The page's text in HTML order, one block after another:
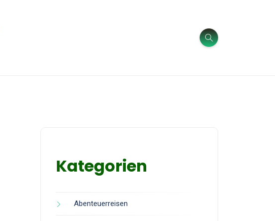
Kategorien
Abenteuerreisen